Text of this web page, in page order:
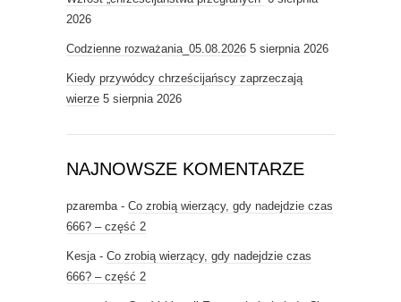
2026
Codzienne rozważania_05.08.2026 5 sierpnia 2026
Kiedy przywódcy chrześcijańscy zaprzeczają
wierze 5 sierpnia 2026
NAJNOWSZE KOMENTARZE
pzaremba - Co zrobią wierzący, gdy nadejdzie czas
666? – część 2
Kesja - Co zrobią wierzący, gdy nadejdzie czas
666? – część 2